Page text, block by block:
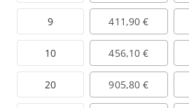
9
10
20
411,90 €
456,10 €
905,80 €